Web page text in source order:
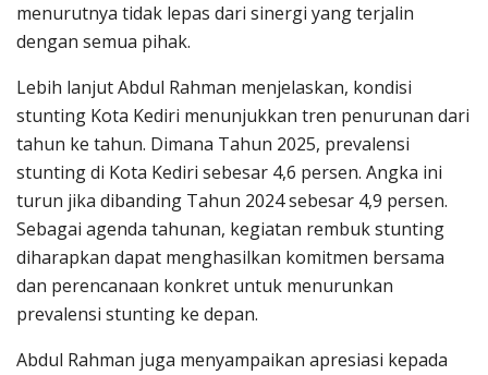
menurutnya tidak lepas dari sinergi yang terjalin
dengan semua pihak.
Lebih lanjut Abdul Rahman menjelaskan, kondisi
stunting Kota Kediri menunjukkan tren penurunan dari
tahun ke tahun. Dimana Tahun 2025, prevalensi
stunting di Kota Kediri sebesar 4,6 persen. Angka ini
turun jika dibanding Tahun 2024 sebesar 4,9 persen.
Sebagai agenda tahunan, kegiatan rembuk stunting
diharapkan dapat menghasilkan komitmen bersama
dan perencanaan konkret untuk menurunkan
prevalensi stunting ke depan.
Abdul Rahman juga menyampaikan apresiasi kepada